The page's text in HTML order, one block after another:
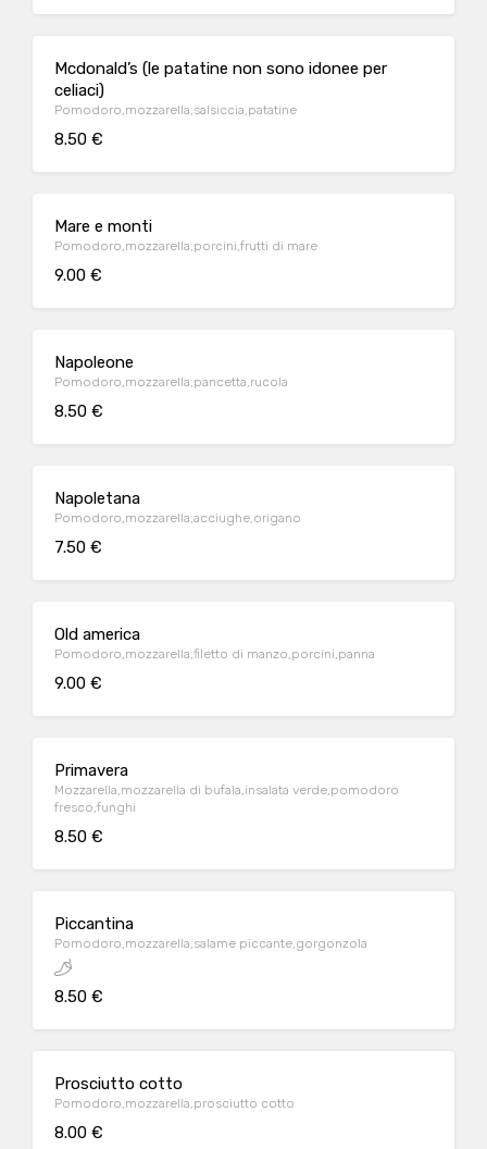
Mcdonald’s (le patatine non sono idonee per
celiaci)
Pomodoro,mozzarella,salsiccia,patatine
8.50 €
Mare e monti
Pomodoro,mozzarella,porcini,frutti di mare
9.00 €
Napoleone
Pomodoro,mozzarella,pancetta,rucola
8.50 €
Napoletana
Pomodoro,mozzarella,acciughe,origano
7.50 €
Old america
Pomodoro,mozzarella,filetto di manzo,porcini,panna
9.00 €
Primavera
Mozzarella,mozzarella di bufala,insalata verde,pomodoro
fresco,funghi
8.50 €
Piccantina
Pomodoro,mozzarella,salame piccante,gorgonzola
8.50 €
Prosciutto cotto
Pomodoro,mozzarella,prosciutto cotto
8.00 €